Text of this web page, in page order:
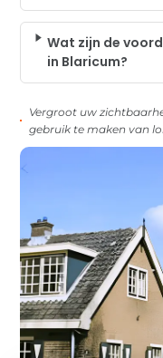
Wat zijn de
in Blaricum?
Vergroot uw
gebruik te maken van